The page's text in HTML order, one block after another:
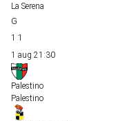
La Serena
1 1
1 aug 21:30
Palestino
Palestino